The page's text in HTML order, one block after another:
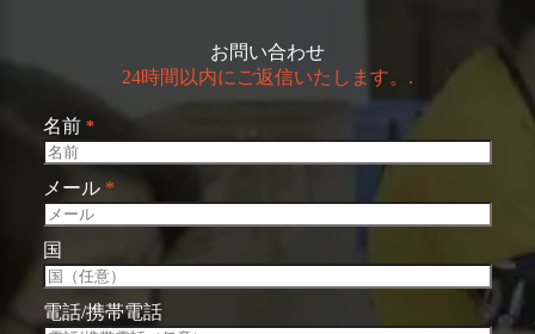
お問い合わせ
24時間以内にご返信いたします。.
名前 *
メール *
国
電話/携帯電話